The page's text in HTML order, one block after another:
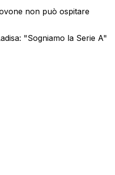
non può ospitare
"Sogniamo la Serie A"